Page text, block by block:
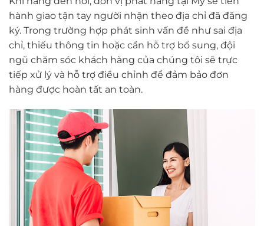
hành giao tận tay người nhận theo địa chỉ đã đăng
ký. Trong trường hợp phát sinh vấn đề như sai địa
chỉ, thiếu thông tin hoặc cần hỗ trợ bổ sung, đội
ngũ chăm sóc khách hàng của chúng tôi sẽ trực
tiếp xử lý và hỗ trợ điều chỉnh để đảm bảo đơn
hàng được hoàn tất an toàn.